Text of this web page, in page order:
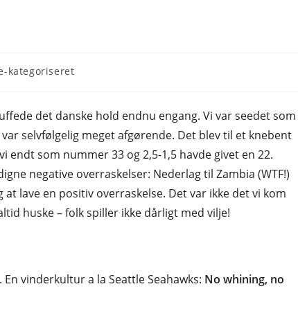
kategoriseret
det danske hold endnu engang. Vi var seedet som
selvfølgelig meget afgørende. Det blev til et knebent
endt som nummer 33 og 2,5-1,5 havde givet en 22.
negative overraskelser: Nederlag til Zambia (WTF!)
lave en positiv overraskelse. Det var ikke det vi kom
huske – folk spiller ikke dårligt med vilje!
vinderkultur a la Seattle Seahawks: No whining, no